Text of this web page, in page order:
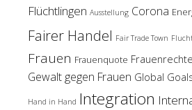
Flüchtlingen Ausstellung Corona
Fairer Handel Fair Trade Town
Frauen Frauenquote Frauenrechte
Gewalt gegen Frauen Global
Hand in Hand Integration